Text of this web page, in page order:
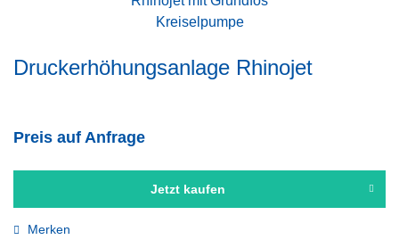
Druckerhöhungsanlage Rhinojet
Preis auf Anfrage
Jetzt kaufen
Merken